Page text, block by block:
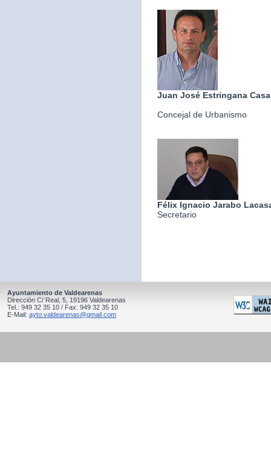
Juan José Estringana
Concejal de Urbanismo
Félix Ignacio Jarabo
Secretario
Ayuntamiento de Valdearenas
Dirección C/ Real, 5, 19196 Valdearenas
Tel.: 949 32 35 10 / Fax: 949 32 35 10
E-Mail: ayto.valdearenas@gmail.com